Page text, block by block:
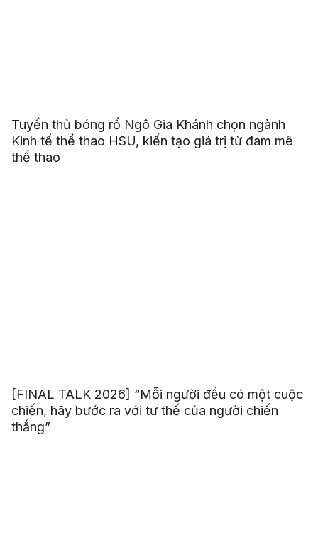
Tuyển thủ bóng rổ Ngô Gia Khánh chọn ngành
Kinh tế thể thao HSU, kiến tạo giá trị từ đam mê
thể thao
[FINAL TALK 2026] “Mỗi người đều có một cuộc
chiến, hãy bước ra với tư thế của người chiến
thắng”